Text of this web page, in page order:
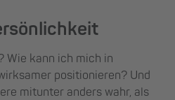
Wie kann ich mich in
positionieren? Und
mitunter anders wahr, als